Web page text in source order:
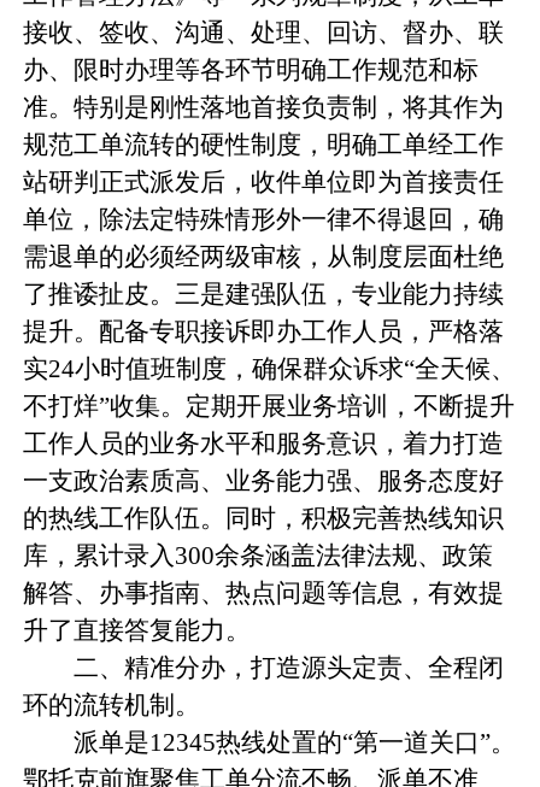
接收、签收、沟通、处理、回访、督办、联
办、限时办理等各环节明确工作规范和标
准。特别是刚性落地首接负责制，将其作为
规范工单流转的硬性制度，明确工单经工作
站研判正式派发后，收件单位即为首接责任
单位，除法定特殊情形外一律不得退回，确
需退单的必须经两级审核，从制度层面杜绝
了推诿扯皮。三是建强队伍，专业能力持续
提升。配备专职接诉即办工作人员，严格落
实24小时值班制度，确保群众诉求“全天候、
不打烊”收集。定期开展业务培训，不断提升
工作人员的业务水平和服务意识，着力打造
一支政治素质高、业务能力强、服务态度好
的热线工作队伍。同时，积极完善热线知识
库，累计录入300余条涵盖法律法规、政策
解答、办事指南、热点问题等信息，有效提
升了直接答复能力。
二、精准分办，打造源头定责、全程闭
环的流转机制。
派单是12345热线处置的“第一道关口”。
鄂托克前旗聚焦工单分流不畅、派单不准